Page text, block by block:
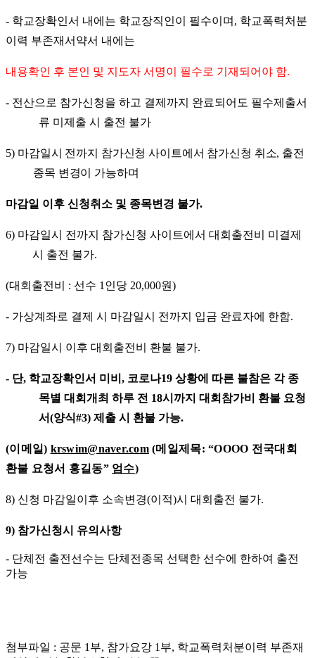
- 학교장확인서 내에는 학교장직인이 필수이며 , 학교폭력처분
이력 부존재서약서 내에는
내용확인 후 본인 및 지도자 서명이 필수로 기재되어야 함.
- 전산으로 참가신청을 하고 결제까지 완료되어도 필수제출서
류 미제출 시 출전 불가
5) 마감일시 전까지 참가신청 사이트에서 참가신청 취소, 출전
종목 변경이 가능하며
마감일 이후 신청취소 및 종목변경 불가.
6) 마감일시 전까지 참가신청 사이트에서 대회출전비 미결제
시 출전 불가.
(대회출전비 : 선수 1 인당 20,000원)
- 가상계좌로 결제 시 마감일시 전까지 입금 완료자에 한함.
7) 마감일시 이후 대회출전비 환불 불가.
- 단, 학교장확인서 미비 , 코로나19 상황에 따른 불참은 각 종
목별 대회개최 하루 전 18시까지 대회참가비 환불 요청
서(양식#3) 제출 시 환불 가능.
(이메일) krswim@naver.com (메일제목: “OOOO 전국대회
환불 요청서 홍길동” 엄수)
8) 신청 마감일이후 소속변경(이적)시 대회출전 불가.
9) 참가신청시 유의사항
- 단체전 출전선수는 단체전종목 선택한 선수에 한하여 출전
가능
첨부파일 : 공문 1부, 참가요강 1부, 학교폭력처분이력 부존재